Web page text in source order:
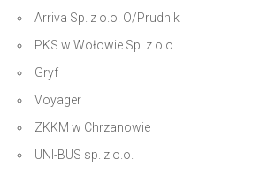
Arriva Sp. z o.o. O/Prudnik
PKS w Wołowie Sp. z o.o.
Gryf
Voyager
ZKKM w Chrzanowie
UNI-BUS sp. z o.o.